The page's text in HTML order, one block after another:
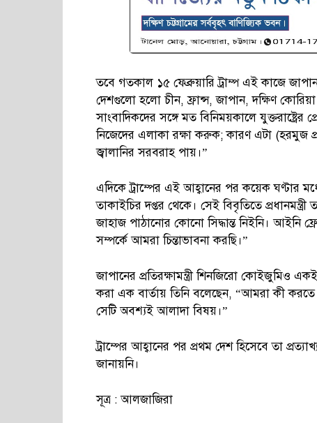
তবে গতকাল ১৫ ফেব্রুয়ারি ট্রাম্প এই কাজে
দেশগুলো হলো চীন, ফ্রান্স, জাপান, দক্ষিণ
সাংবাদিকদের সঙ্গে মত বিনিময়কালে
নিজেদের এলাকা রক্ষা করুক; কারণ এটা (হরমুজ
জ্বালানির সরবরাহ পায়।”
এদিকে ট্রাম্পের এই আহ্বানের পর কয়েক ঘণ্টার
তাকাইচির দপ্তর থেকে। সেই বিবৃতিতে
জাহাজ পাঠানোর কোনো সিদ্ধান্ত নিইনি। আইনি
সম্পর্কে আমরা চিন্তাভাবনা করছি।”
জাপানের প্রতিরক্ষামন্ত্রী শিনজিরো কোইজুমিও
করা এক বার্তায় তিনি বলেছেন, “আমরা কী
সেটি অবশ্যই আলাদা বিষয়।”
ট্রাম্পের আহ্বানের পর প্রথম দেশ হিসেবে তা
জানায়নি।
সূত্র : আলজাজিরা